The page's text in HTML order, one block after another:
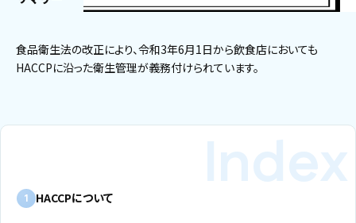
食品衛生法の改正により、令和3年6月1日から飲食店においても
HACCPに沿った衛生管理が義務付けられています。
1 HACCPについて